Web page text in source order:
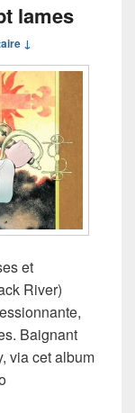
lames
↓
et
River)
Baignant
via cet album
sept lames